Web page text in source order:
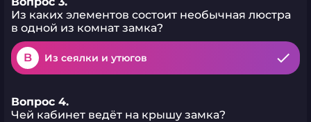
Из каких элементов состоит необычная люстра
в одной из комнат замка?
B Из сеялки и утюгов
Вопрос 4.
Чей кабинет ведёт на крышу замка?